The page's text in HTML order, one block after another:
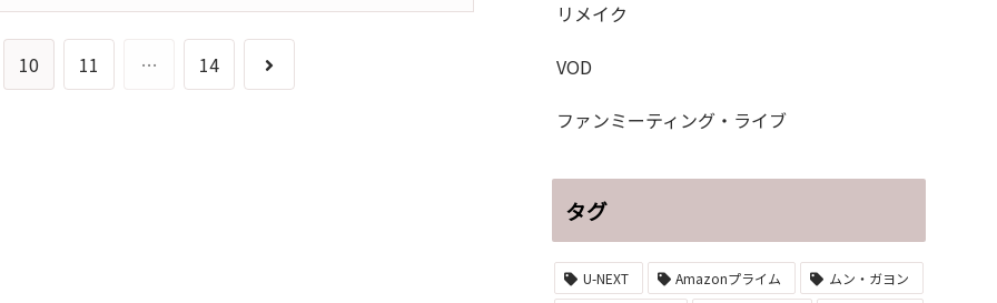
10 11 … 14
次
リメイク
VOD
ファンミーティング・ライブ
タグ
U-NEXT Amazonプライム
ムン・ガヨン